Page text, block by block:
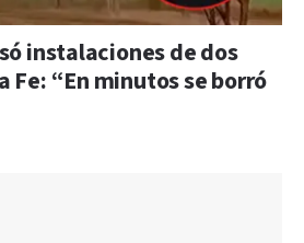
instalaciones de dos
Fe: “En minutos se borró